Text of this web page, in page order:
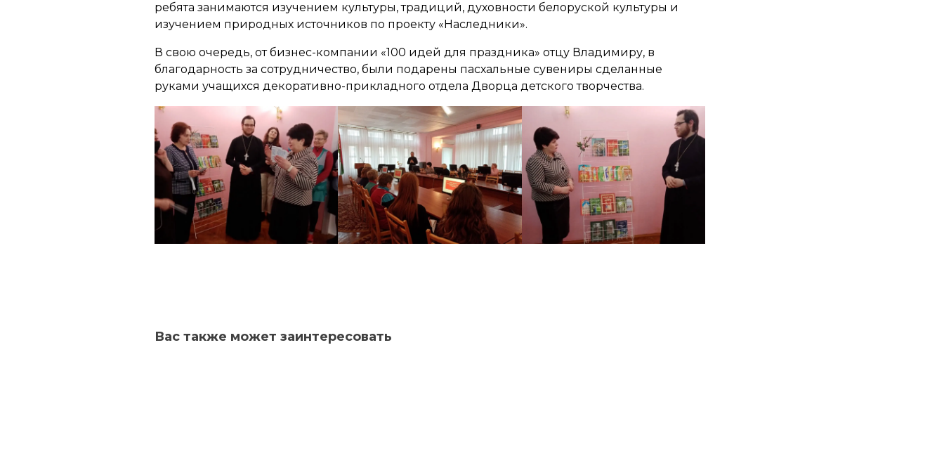
ребята занимаются изучением культуры, традиций, духовности белоруской культуры и
изучением природных источников по проекту «Наследники».
В свою очередь, от бизнес-компании «100 идей для праздника» отцу Владимиру, в
благодарность за сотрудничество, были подарены пасхальные сувениры сделанные
руками учащихся декоративно-прикладного отдела Дворца детского творчества.
Вас также может заинтересовать